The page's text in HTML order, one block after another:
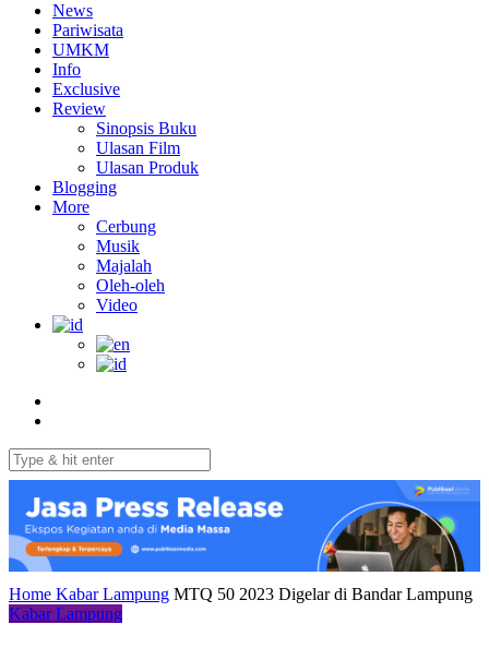
News
Pariwisata
UMKM
Info
Exclusive
Review
Sinopsis Buku
Ulasan Film
Ulasan Produk
Blogging
More
Cerbung
Musik
Majalah
Oleh-oleh
Video
Home Kabar Lampung MTQ 50 2023 Digelar di Bandar Lampung
Kabar Lampung